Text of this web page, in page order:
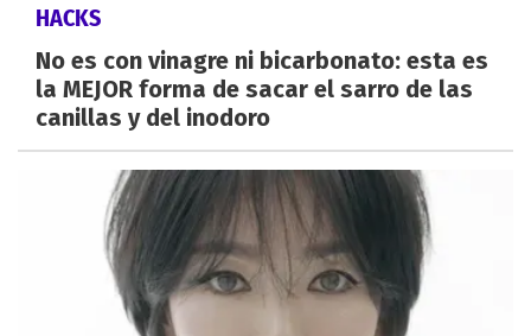
HACKS
No es con vinagre ni bicarbonato: esta es
la MEJOR forma de sacar el sarro de las
canillas y del inodoro